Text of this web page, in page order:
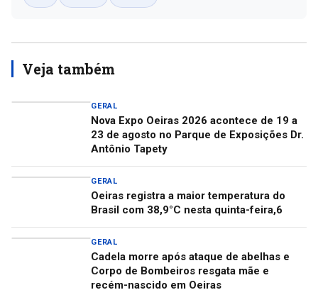
Veja também
GERAL
Nova Expo Oeiras 2026 acontece de 19 a
23 de agosto no Parque de Exposições Dr.
Antônio Tapety
GERAL
Oeiras registra a maior temperatura do
Brasil com 38,9°C nesta quinta-feira,6
GERAL
Cadela morre após ataque de abelhas e
Corpo de Bombeiros resgata mãe e
recém-nascido em Oeiras